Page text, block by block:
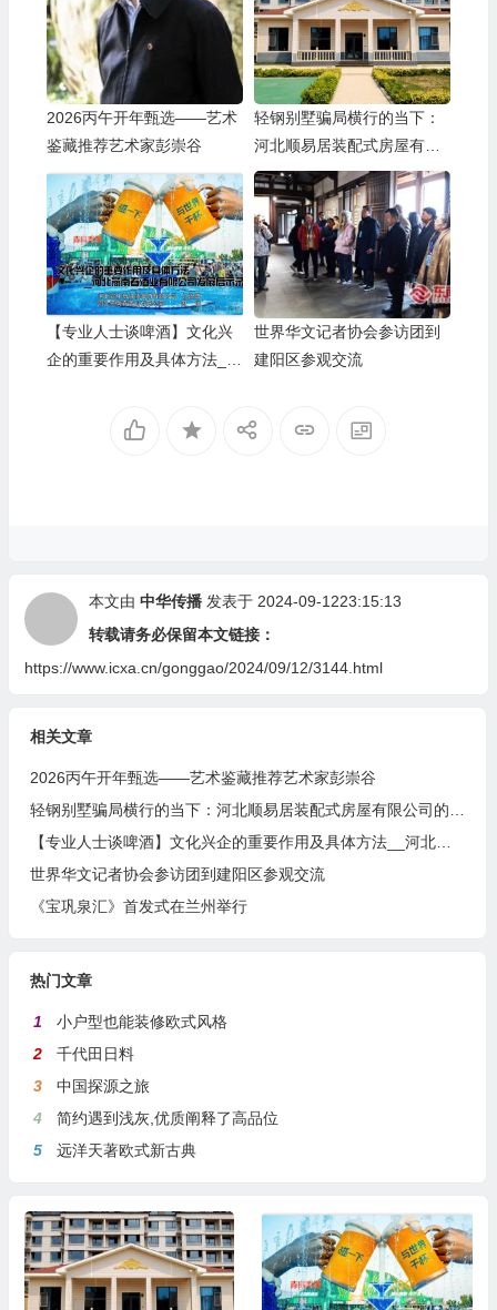
2026丙午开年甄选——艺术
鉴藏推荐艺术家彭崇谷
轻钢别墅骗局横行的当下：
河北顺易居装配式房屋有限
公司的坚守与启示
【专业人士谈啤酒】文化兴
企的重要作用及具体方法__
世界华文记者协会参访团到
建阳区参观交流
本文由 中华传播发表于 2024-09-1223:15:13
转载请务必保留本文链接：
https://www.icxa.cn/gonggao/2024/09/12/3144.html
相关文章
2026丙午开年甄选——艺术鉴藏推荐艺术家彭崇谷
【专业人士谈啤酒】文化兴企的重要作用及具体方法__河北燕南春酒业有限公司发展启示录
世界华文记者协会参访团到建阳区参观交流
《宝巩泉汇》首发式在兰州举行
热门文章
1
小户型也能装修欧式风格
2
千代田日料
3
中国探源之旅
4
简约遇到浅灰,优质阐释了高品位
5
远洋天著欧式新古典